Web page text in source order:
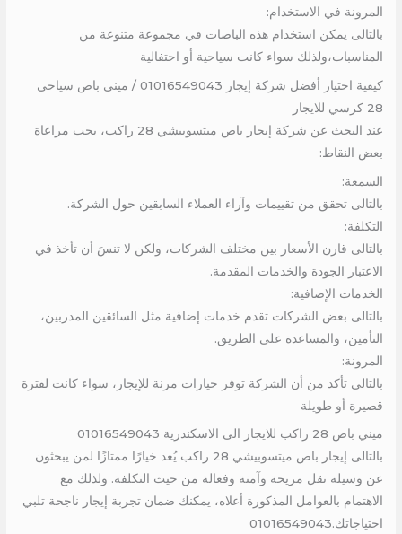
المرونة في الاستخدام:
بالتالى يمكن استخدام هذه الباصات في مجموعة متنوعة من
المناسبات،ولذلك سواء كانت سياحية أو احتفالية
كيفية اختيار أفضل شركة إيجار 01016549043 / ميني باص سياحي
28 كرسي للايجار
عند البحث عن شركة إيجار باص ميتسوبيشي 28 راكب، يجب مراعاة
بعض النقاط:
السمعة:
بالتالى تحقق من تقييمات وآراء العملاء السابقين حول الشركة.
التكلفة:
بالتالى قارن الأسعار بين مختلف الشركات، ولكن لا تنسَ أن تأخذ في
الاعتبار الجودة والخدمات المقدمة.
الخدمات الإضافية:
بالتالى بعض الشركات تقدم خدمات إضافية مثل السائقين المدربين،
التأمين، والمساعدة على الطريق.
المرونة:
بالتالى تأكد من أن الشركة توفر خيارات مرنة للإيجار، سواء كانت لفترة
قصيرة أو طويلة
ميني باص 28 راكب للايجار الى الاسكندرية 01016549043
بالتالى إيجار باص ميتسوبيشي 28 راكب يُعد خيارًا ممتازًا لمن يبحثون
عن وسيلة نقل مريحة وآمنة وفعالة من حيث التكلفة. ولذلك مع
الاهتمام بالعوامل المذكورة أعلاه، يمكنك ضمان تجربة إيجار ناجحة تلبي
احتياجاتك.01016549043